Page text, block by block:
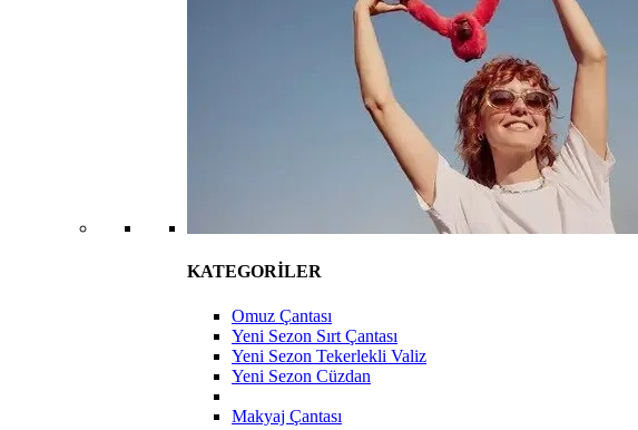
KATEGORİLER
Omuz Çantası
Yeni Sezon Sırt Çantası
Yeni Sezon Tekerlekli Valiz
Yeni Sezon Cüzdan
Makyaj Çantası